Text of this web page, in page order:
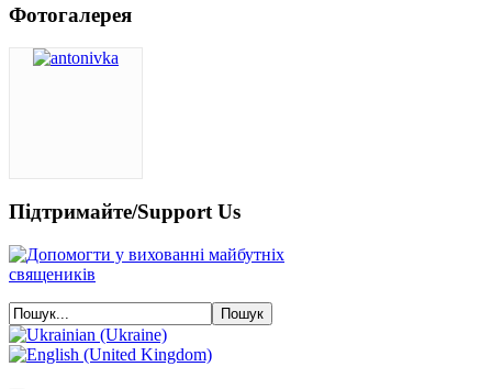
Фотогалерея
Підтримайте/Support Us